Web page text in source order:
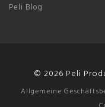
Peli Blog
© 2026 Peli
Allgemeine